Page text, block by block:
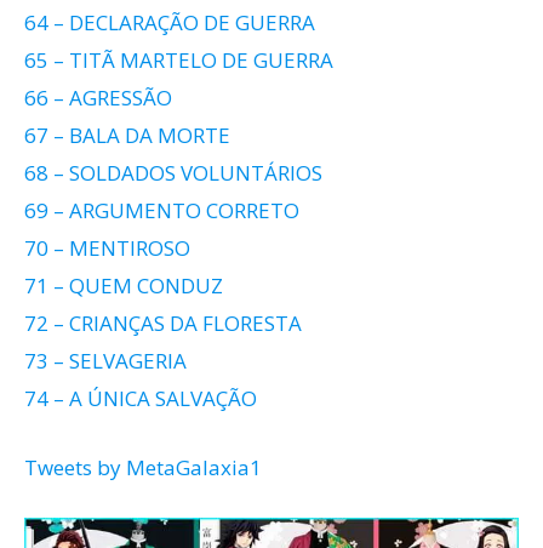
64 – DECLARAÇÃO DE GUERRA
65 – TITÃ MARTELO DE GUERRA
66 – AGRESSÃO
67 – BALA DA MORTE
68 – SOLDADOS VOLUNTÁRIOS
69 – ARGUMENTO CORRETO
70 – MENTIROSO
71 – QUEM CONDUZ
72 – CRIANÇAS DA FLORESTA
73 – SELVAGERIA
74 – A ÚNICA SALVAÇÃO
Tweets by MetaGalaxia1